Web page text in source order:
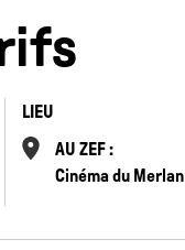
LIEU
AU ZEF :
Cinéma du Merlan